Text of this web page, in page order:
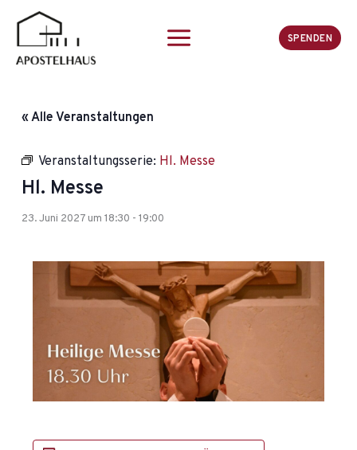
springen
SPENDEN
« Alle Veranstaltungen
Veranstaltungsserie: Hl. Messe
Hl. Messe
23. Juni 2027 um 18:30 -19:00